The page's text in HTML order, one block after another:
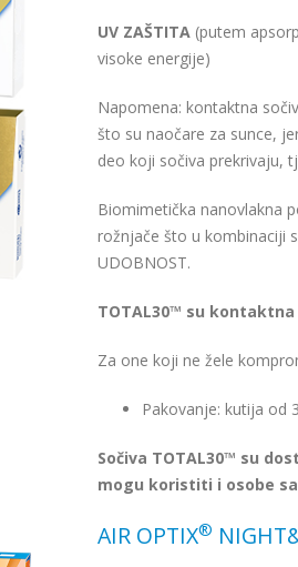
UV ZAŠTITA (putem
visoke energije)
Napomena: kontaktna
što su naočare za sunce,
deo koji sočiva prekrivaju,
Biomimetička nanovlakna
rožnjače što u kombinaciji
UDOBNOST.
TOTAL30™ su
Za one koji ne žele
Pakovanje: kutija od
Sočiva TOTAL30™ su
mogu koristiti i osobe
AIR OPTIX®